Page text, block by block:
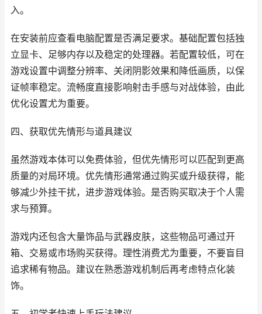
入。
在安装前应查看电脑配置是否满足要求。基础配置包括独
立显卡、足够内存以及稳定的处理器。若配置较低，可在
游戏设置中调整分辨率、关闭阴影效果和降低画质，以保
证帧率稳定。流畅度直接影响射击手感与对战体验，由此
优化设置尤为重要。
四、获取优先情形与道具建议
虽然游戏本体可以免费体验，但优先情形可以匹配到更高
质量的对局环境。优先情形通常通过购买或升级获得，能
够减少外挂干扰，进步游戏体验。是否购买取决于个人需
求与预算。
游戏内还包含大量饰品与武器皮肤，这些物品可通过开
箱、交易或市场购买获得。理性消费尤为重要，不要盲目
追求稀有物品。建议在熟悉游戏机制后再考虑特点化装
饰。